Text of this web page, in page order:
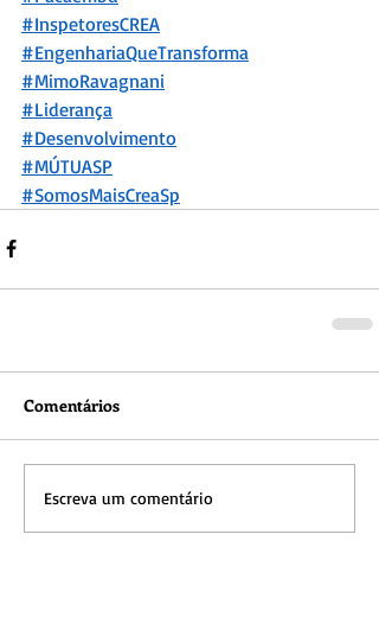
#InspetoresCREA
#EngenhariaQueTransforma
#MimoRavagnani
#Liderança
#Desenvolvimento
#MÚTUASP
#SomosMaisCreaSp
Comentários
Escreva um comentário